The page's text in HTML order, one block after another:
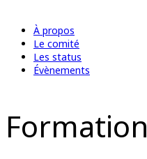
À propos
Le comité
Les status
Évènements
Formation